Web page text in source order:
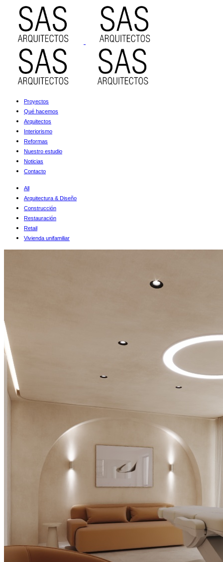
Proyectos
Qué hacemos
Arquitectos
Interiorismo
Reformas
Nuestro estudio
Noticias
Contacto
All
Arquitectura & Diseño
Construcción
Restauración
Retail
Vivienda unifamiliar